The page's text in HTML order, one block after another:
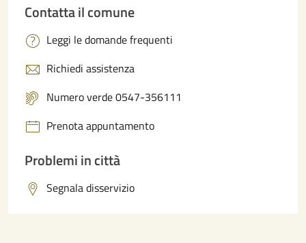
Contatta il comune
Leggi le domande frequenti
Richiedi assistenza
Numero verde 0547-356111
Prenota appuntamento
Problemi in città
Segnala disservizio